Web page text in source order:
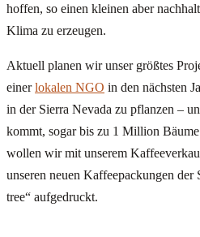
hoffen, so einen kleinen aber
Klima zu erzeugen.
Aktuell planen wir unser größtes
einerlokalen NGO in den nächsten
in der Sierra Nevada zu pflanzen –
kommt, sogar bis zu 1 Million
wollen wir mit unserem
unseren neuen Kaffeepackungen
tree“ aufgedruckt.